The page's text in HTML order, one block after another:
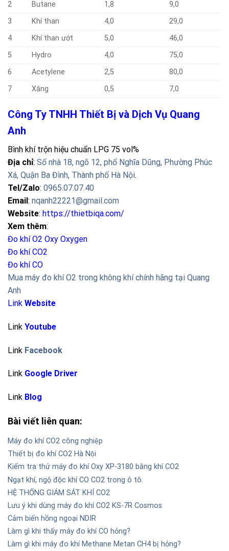
2 Butane 1,8
9,0
3
Khí than 4,0
29,0
4
Khí than ướt 5,0
46,0
5
Hydro 4,0
75,0
6
Acetylene 2,5
80,0
7
Xăng 0,5 7,0
Công Ty TNHH Thiết Bị và Dịch Vụ Quang
Anh
Bình khí trộn hiệu chuẩn LPG 75 vol%
Địa chỉ: Số nhà 18, ngõ 12, phố Nghĩa Dũng, Phường Phúc
Xá, Quận Ba Đình, Thành phố Hà Nội.
Tel/Zalo: 0965.07.07.40
Email: nqanh22221@gmail.com
Website: https://thietbiqa.com/
Xem thêm:
Đo khí O2 Oxy Oxygen
Đo khí CO2
Đo khí CO
Mua máy đo khí O2 trong không khí chính hãng tại Quang
Anh
Link Website
Link Youtube
Link Facebook
Link Google Driver
Link Blog
Bài viết liên quan:
Máy đo khí CO2 công nghiệp
Thiết bị đo khí CO2 Hà Nội
Kiểm tra thử máy đo khí Oxy XP-3180 bằng khí CO2
Ngạt khí, ngộ độc khí CO CO2 trong ô tô.
HỆ THỐNG GIÁM SÁT KHÍ CO2
Lưu ý khi dùng máy đo khí CO2 KS-7R Cosmos
Cảm biến hồng ngoại NDIR
Làm gì khi thấy máy đo khí CO hỏng?
Làm gì khi máy đo khí Methane Metan CH4 bị hỏng?